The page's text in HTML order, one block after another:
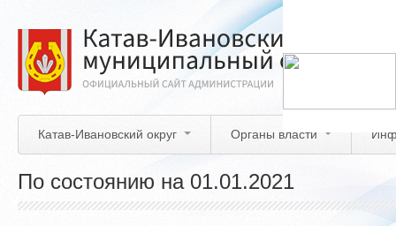
основному
содержанию
Катав-Ивановский округ Органы власти
По состоянию на 01.01.2021